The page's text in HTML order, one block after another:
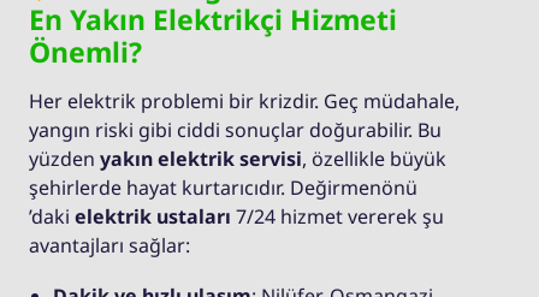
En Yakın Elektrikçi Hizmeti
Önemli?
Her elektrik problemi bir krizdir. Geç müdahale,
yangın riski gibi ciddi sonuçlar doğurabilir. Bu
yüzden yakın elektrik servisi, özellikle büyük
şehirlerde hayat kurtarıcıdır. Değirmenönü
’daki elektrik ustaları 7/24 hizmet vererek şu
avantajları sağlar: